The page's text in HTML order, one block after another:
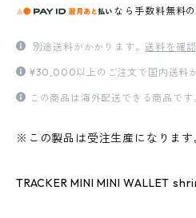
なら 手数料無料の
別途送料がかかります。送料を確
¥30,000以上のご注文で国内送料が
この商品は海外配送できる商品です
※この製品は受注生産になります
TRACKER MINI MINI WALLET